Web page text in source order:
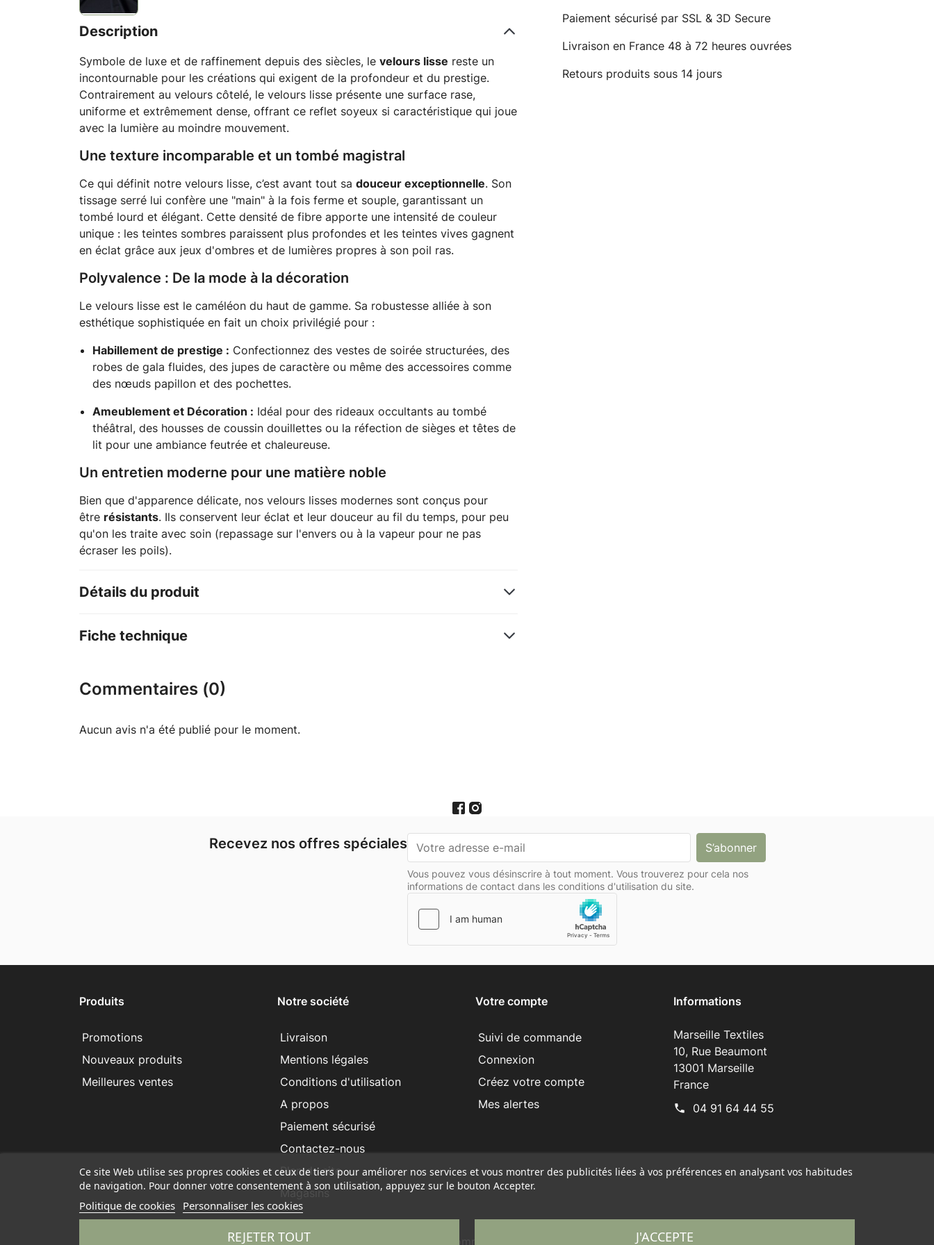
Description
Symbole de luxe et de raffinement depuis des siècles, le velours lisse reste un
incontournable pour les créations qui exigent de la profondeur et du prestige.
Contrairement au velours côtelé, le velours lisse présente une surface rase,
uniforme et extrêmement dense, offrant ce reflet soyeux si caractéristique qui joue
avec la lumière au moindre mouvement.
Une texture incomparable et un tombé magistral
Ce qui définit notre velours lisse, c’est avant tout sa douceur exceptionnelle. Son
tissage serré lui confère une "main" à la fois ferme et souple, garantissant un
tombé lourd et élégant. Cette densité de fibre apporte une intensité de couleur
unique : les teintes sombres paraissent plus profondes et les teintes vives gagnent
en éclat grâce aux jeux d'ombres et de lumières propres à son poil ras.
Polyvalence : De la mode à la décoration
Le velours lisse est le caméléon du haut de gamme. Sa robustesse alliée à son
esthétique sophistiquée en fait un choix privilégié pour :
Habillement de prestige : Confectionnez des vestes de soirée structurées, des
robes de gala fluides, des jupes de caractère ou même des accessoires comme
des nœuds papillon et des pochettes.
Ameublement et Décoration : Idéal pour des rideaux occultants au tombé
théâtral, des housses de coussin douillettes ou la réfection de sièges et têtes de
lit pour une ambiance feutrée et chaleureuse.
Un entretien moderne pour une matière noble
Bien que d'apparence délicate, nos velours lisses modernes sont conçus pour
être résistants. Ils conservent leur éclat et leur douceur au fil du temps, pour peu
qu'on les traite avec soin (repassage sur l'envers ou à la vapeur pour ne pas
écraser les poils).
Détails du produit
Fiche technique
Paiement sécurisé par SSL & 3D Secure
Livraison en France 48 à 72 heures ouvrées
Retours produits sous 14 jours
Commentaires (0)
Aucun avis n'a été publié pour le moment.
Recevez nos offres spéciales
Vous pouvez vous désinscrire à tout moment. Vous trouverez pour cela nos
informations de contact dans les conditions d'utilisation du site.
Produits
Promotions
Nouveaux produits
Meilleures ventes
Notre société
Livraison
Mentions légales
Conditions d'utilisation
A propos
Paiement sécurisé
Contactez-nous
Plan du site
Magasins
Votre compte
Suivi de commande
Connexion
Créez votre compte
Mes alertes
Informations
Marseille Textiles
10, Rue Beaumont
13001 Marseille
France
phone 04 91 64 44 55
Ce site Web utilise ses propres cookies et ceux de tiers pour améliorer nos services et vous montrer des publicités liées à vos préférences en analysant vos habitudes
de navigation. Pour donner votre consentement à son utilisation, appuyez sur le bouton Accepter.
Politique de cookies Personnaliser les cookies
REJETER TOUT J'ACCEPTE